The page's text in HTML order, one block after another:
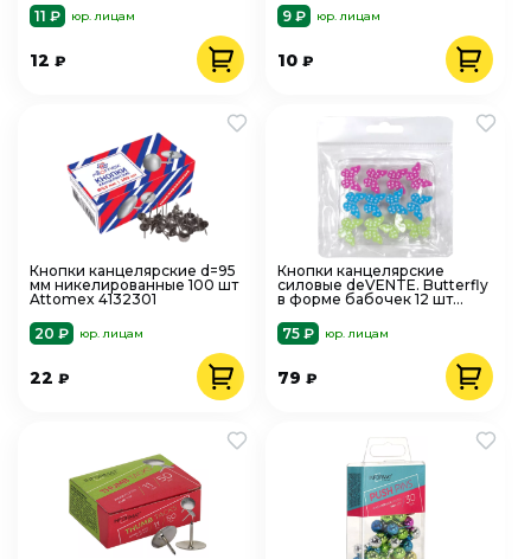
11 ₽
юр. лицам
12 ₽
9 ₽
юр. лицам
10₽
Кнопки канцелярские d=95
мм никелированные 100 шт
Attomex 4132301
20 ₽
юр. лицам
22 ₽
Кнопки канцелярские
силовые deVENTE. Butterfly
в форме бабочек 12 шт
75 ₽
юр. лицам
79₽